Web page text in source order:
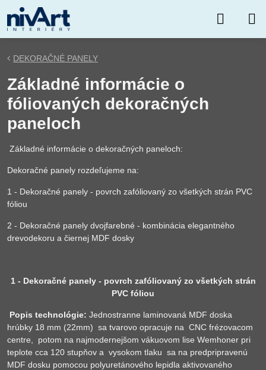
DEKORAČNÉ PANELY
Základné informácie o
fóliovaných dekoračných
paneloch
Základné informácie o dekoračných paneloch:
Dekoračné panely rozdeľujeme na:
1 - Dekoračné panely - povrch zafóliovaný zo všetkých strán PVC
fóliou
2 - Dekoračné panely dvojfarebné - kombinácia elegantného
drevodekoru a čiernej MDF dosky
1 - Dekoračné panely - povrch zafóliovaný zo všetkých strán
PVC fóliou
Popis technológie: Jednostranne laminovaná MDF doska
hrúbky 18 mm (22mm) sa tvarovo opracuje na CNC frézovacom
centre, potom na najmodernejšom vákuovom lise Wemhoner pri
teplote cca 120 stupňov a vysokom tlaku sa na predpripravenú
MDF dosku pomocou polyuretánového lepidla aktivovaného